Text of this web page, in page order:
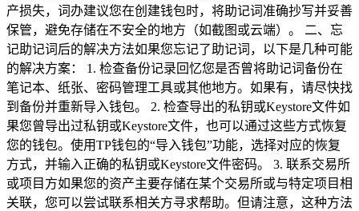
产损失，词办建议您在创建钱包时，将助记词准确抄写并妥善
保管，避免存储在不安全的地方（如截图或云端）。 二、忘
记助记词后的解决方法如果您忘记了助记词，以下是几种可能
的解决方案： 1. 检查备份记录回忆您是否曾将助记词备份在
笔记本、纸张、密码管理工具或其他地方。如果有，请尽快找
到备份并重新导入钱包。 2. 检查导出的私钥或Keystore文件如
果您曾导出过私钥或Keystore文件，也可以通过这些方式恢复
您的钱包。使用TP钱包的“导入钱包”功能，选择对应的恢复
方式，并输入正确的私钥或Keystore文件密码。 3. 联系交易所
或项目方如果您的资产主要存储在某个交易所或与特定项目相
关联，您可以尝试联系相关方寻求帮助。但请注意，这种方法